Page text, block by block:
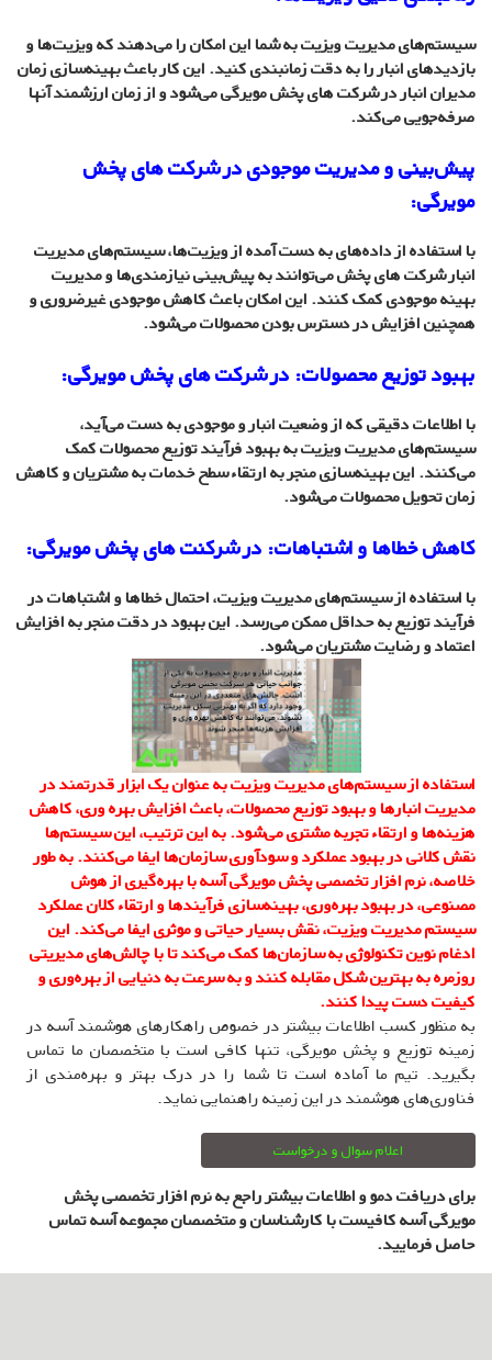
سیستم‌های مدیریت ویزیت به شما این امکان را می‌دهند که ویزیت‌ها و
بازدیدهای انبار را به دقت زمانبندی کنید. این کار باعث بهینه‌سازی زمان
مدیران انبار در شرکت های پخش مویرگی می‌شود و از زمان ارزشمند آنها
صرفه‌جویی می‌کند.
پیش‌بینی و مدیریت موجودی در شرکت های پخش
مویرگی:
با استفاده از داده‌های به دست آمده از ویزیت‌ها، سیستم‌های مدیریت
انبار شرکت های پخش می‌توانند به پیش‌بینی نیازمندی‌ها و مدیریت
بهینه موجودی کمک کنند. این امکان باعث کاهش موجودی غیرضروری و
همچنین افزایش در دسترس بودن محصولات می‌شود.
بهبود توزیع محصولات: در شرکت های پخش مویرگی:
با اطلاعات دقیقی که از وضعیت انبار و موجودی به دست می‌آید،
سیستم‌های مدیریت ویزیت به بهبود فرآیند توزیع محصولات کمک
می‌کنند. این بهینه‌سازی منجر به ارتقاء سطح خدمات به مشتریان و کاهش
زمان تحویل محصولات می‌شود.
کاهش خطاها و اشتباهات: در شرکنت های پخش مویرگی:
با استفاده از سیستم‌های مدیریت ویزیت، احتمال خطاها و اشتباهات در
فرآیند توزیع به حداقل ممکن می‌رسد. این بهبود در دقت منجر به افزایش
اعتماد و رضایت مشتریان می‌شود.
استفاده از سیستم‌های مدیریت ویزیت به عنوان یک ابزار قدرتمند در
مدیریت انبارها و بهبود توزیع محصولات، باعث افزایش بهره وری، کاهش
هزینه‌ها و ارتقاء تجربه مشتری می‌شود. به این ترتیب، این سیستم‌ها
نقش کلانی در بهبود عملکرد و سودآوری سازمان‌ها ایفا می‌کنند. به طور
خلاصه، نرم افزار تخصصی پخش مویرگی آسه با بهره‌گیری از هوش
مصنوعی، در بهبود بهره‌وری، بهینه‌سازی فرآیندها و ارتقاء کلان عملکرد
سیستم مدیریت ویزیت، نقش بسیار حیاتی و موثری ایفا می‌کند. این
ادغام نوین تکنولوژی به سازمان‌ها کمک می‌کند تا با چالش‌های مدیریتی
روزمره به بهترین شکل مقابله کنند و به سرعت به دنیایی از بهره‌وری و
کیفیت دست پیدا کنند.
به منظور کسب اطلاعات بیشتر در خصوص راهکارهای هوشمند آسه در
زمینه توزیع و پخش مویرگی، تنها کافی است با متخصصان ما تماس
بگیرید. تیم ما آماده است تا شما را در درک بهتر و بهره‌مندی از
فناوری‌های هوشمند در این زمینه راهنمایی نماید.
اعلام سوال و درخواست
برای دریافت دمو و اطلاعات بیشتر راجع به نرم افزار تخصصی پخش
مویرگی آسه کافیست با کارشناسان و متخصصان مجموعه آسه تماس
حاصل فرمایید.